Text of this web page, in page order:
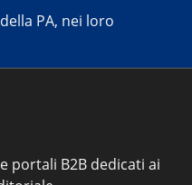
PA, nei loro
portali B2B dedicati ai